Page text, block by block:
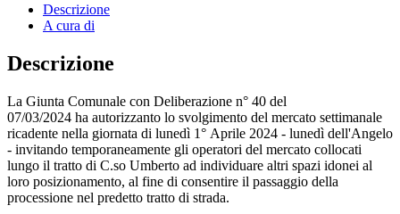
Descrizione
A cura di
Descrizione
La Giunta Comunale con Deliberazione n° 40 del
07/03/2024 ha autorizzanto lo svolgimento del mercato settimanale
ricadente nella giornata di lunedì 1° Aprile 2024 - lunedì dell'Angelo
- invitando temporaneamente gli operatori del mercato collocati
lungo il tratto di C.so Umberto ad individuare altri spazi idonei al
loro posizionamento, al fine di consentire il passaggio della
processione nel predetto tratto di strada.